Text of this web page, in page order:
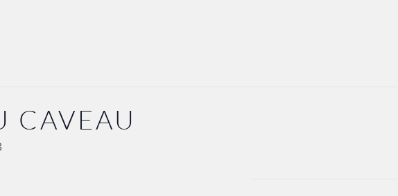
CAVEAU